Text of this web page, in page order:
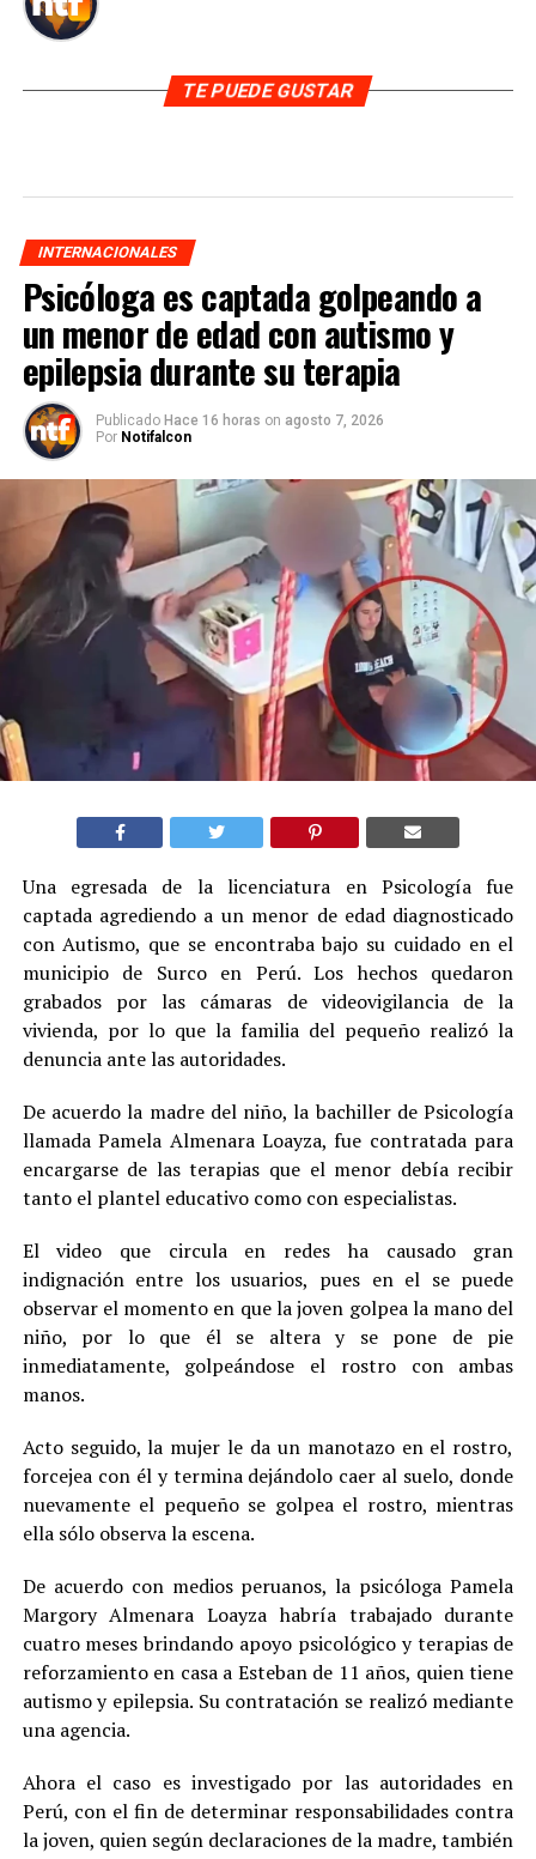
TE PUEDE GUSTAR
INTERNACIONALES
Psicóloga es captada golpeando a
un menor de edad con autismo y
epilepsia durante su terapia
Publicado Hace 16 horas on agosto 7, 2026
Por Notifalcon
Una egresada de la licenciatura en Psicología fue
captada agrediendo a un menor de edad diagnosticado
con Autismo, que se encontraba bajo su cuidado en el
municipio de Surco en Perú. Los hechos quedaron
grabados por las cámaras de videovigilancia de la
vivienda, por lo que la familia del pequeño realizó la
denuncia ante las autoridades.
De acuerdo la madre del niño, la bachiller de Psicología
llamada Pamela Almenara Loayza, fue contratada para
encargarse de las terapias que el menor debía recibir
tanto el plantel educativo como con especialistas.
El video que circula en redes ha causado gran
indignación entre los usuarios, pues en el se puede
observar el momento en que la joven golpea la mano del
niño, por lo que él se altera y se pone de pie
inmediatamente, golpeándose el rostro con ambas
manos.
Acto seguido, la mujer le da un manotazo en el rostro,
forcejea con él y termina dejándolo caer al suelo, donde
nuevamente el pequeño se golpea el rostro, mientras
ella sólo observa la escena.
De acuerdo con medios peruanos, la psicóloga Pamela
Margory Almenara Loayza habría trabajado durante
cuatro meses brindando apoyo psicológico y terapias de
reforzamiento en casa a Esteban de 11 años, quien tiene
autismo y epilepsia. Su contratación se realizó mediante
una agencia.
Ahora el caso es investigado por las autoridades en
Perú, con el fin de determinar responsabilidades contra
la joven, quien según declaraciones de la madre, también